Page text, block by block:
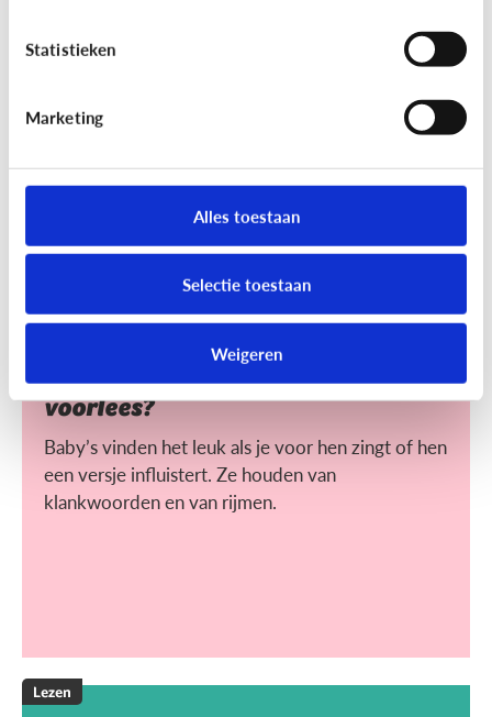
Statistieken
Marketing
Alles toestaan
Selectie toestaan
Weigeren
Voorlezen aan jonge kinderen zorgt ervoor dat ze
hen makkelijker?
Heeft het nut dat ik mijn baby
voorlees?
Baby’s vinden het leuk als je voor hen zingt of hen
een versje influistert. Ze houden van
klankwoorden en van rijmen.
Lezen